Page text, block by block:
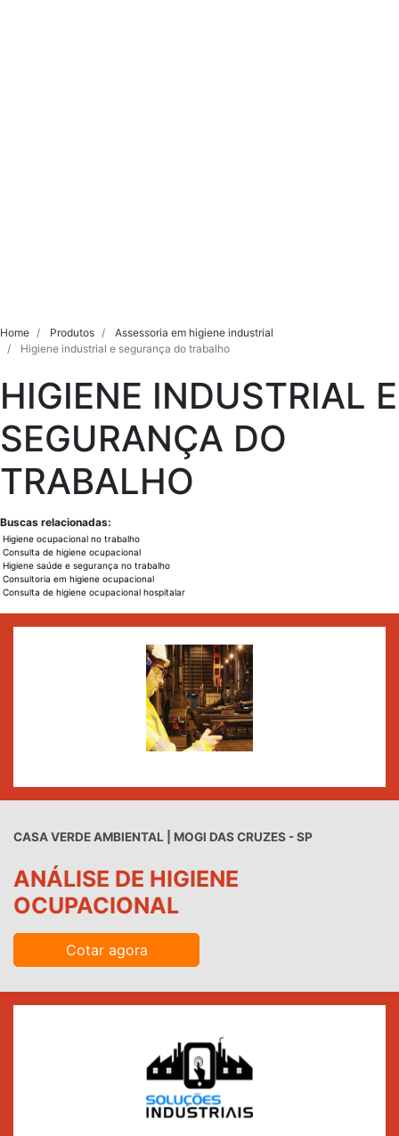
Home Produtos
Assessoria em higiene industrial
Higiene industrial e segurança do trabalho
HIGIENE INDUSTRIAL E
SEGURANÇA DO
TRABALHO
Buscas relacionadas:
Higiene ocupacional no trabalho
Consulta de higiene ocupacional
Higiene saúde e segurança no trabalho
Consultoria em higiene ocupacional
Consulta de higiene ocupacional hospitalar
CASA VERDE AMBIENTAL | MOGI DAS CRUZES - SP
ANÁLISE DE HIGIENE
OCUPACIONAL
Cotar agora